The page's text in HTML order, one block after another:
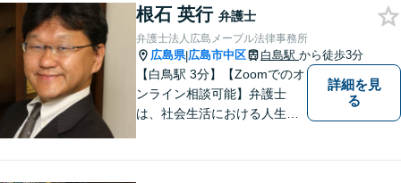
件、借金問題、消費者被害を
取り扱っております。
根石 英行 弁護士
弁護士法人広島メープル法律事務所
広島県|広島市中区 白島駅 から徒歩3分
【白鳥駅 3分】【Zoomでのオ
ンライン相談可能】弁護士
は、社会生活における人生の
詳細を見
る